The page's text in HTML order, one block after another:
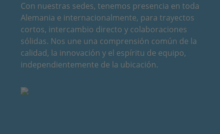
Con nuestras sedes, tenemos presencia en toda
Alemania e internacionalmente, para trayectos
cortos, intercambio directo y colaboraciones
sólidas. Nos une una comprensión común de la
calidad, la innovación y el espíritu de equipo,
independientemente de la ubicación.